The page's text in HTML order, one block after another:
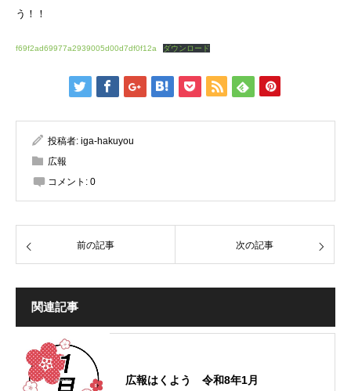
う！！
f69f2ad69977a2939005d00d7df0f12a ダウンロード
投稿者: iga-hakuyou
広報
コメント: 0
前の記事 次の記事
関連記事
広報はくよう 令和8年1月